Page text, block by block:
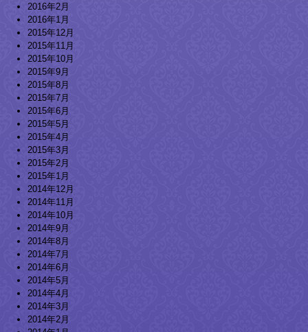
2016年2月
2016年1月
2015年12月
2015年11月
2015年10月
2015年9月
2015年8月
2015年7月
2015年6月
2015年5月
2015年4月
2015年3月
2015年2月
2015年1月
2014年12月
2014年11月
2014年10月
2014年9月
2014年8月
2014年7月
2014年6月
2014年5月
2014年4月
2014年3月
2014年2月